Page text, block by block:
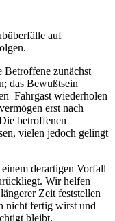
auf
Betroffene zunächst
das Bewußtsein
Fahrgast wiederholen
erst nach
betroffenen
vielen jedoch gelingt
derartigen Vorfall
Wir helfen
Zeit feststellen
nicht fertig wirst und
bleibt.